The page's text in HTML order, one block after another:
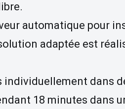
automatique pour
adaptée est
dans
18 minutes dans